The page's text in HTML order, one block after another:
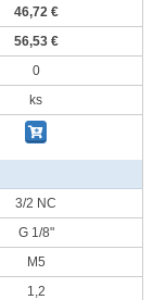
46,72 €
56,53 €
0
ks
3/2 NC
G 1/8"
M5
1,2